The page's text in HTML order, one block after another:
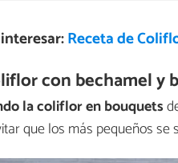
Receta de
con bechamel y
la coliflor enbouquets
que los más pequeños se